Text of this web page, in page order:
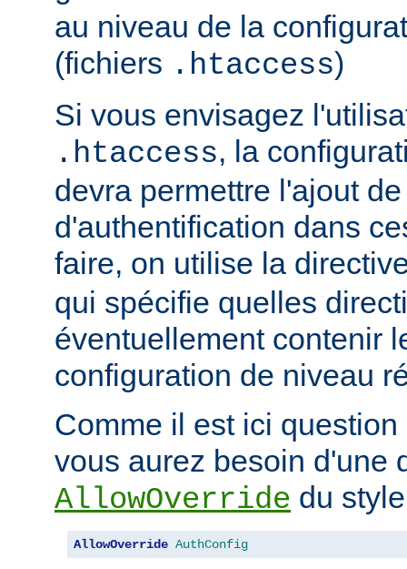
au niveau de la
(fichiers .htaccess)
Si vous envisagez
.htaccess, la
devra permettre l'ajout
d'authentification dans
faire, on utilise la
qui spécifie quelles
éventuellement contenir
configuration de niveau
Comme il est ici
vous aurez besoin d'une
AllowOverride du
AllowOverride AuthConfig